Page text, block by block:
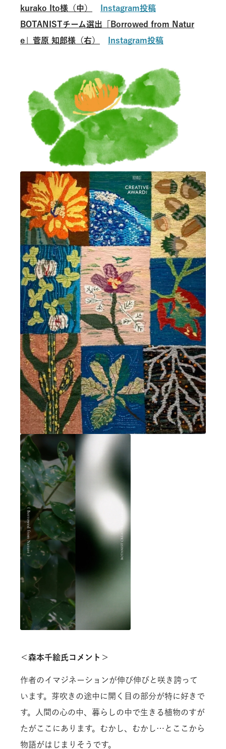
kurako Ito様 （中） Instagram投稿
BOTANISTチーム選出「Borrowed from Natur
e」菅原 知郎様（右）
Instagram投稿
＜森本千絵氏コメント＞
作者のイマジネーションが伸び伸びと咲き誇って
います。芽吹きの途中に開く目の部分が特に好きで
す。人間の心の中、暮らしの中で生きる植物のすが
たがここにあります。むかし、むかし…とここから
物語がはじまりそうです。